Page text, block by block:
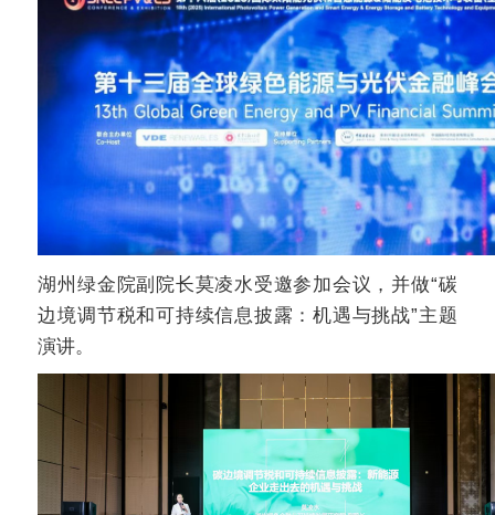
湖州绿金院副院长莫凌水受邀参加会议，并做“碳
边境调节税和可持续信息披露：机遇与挑战”主题
演讲。